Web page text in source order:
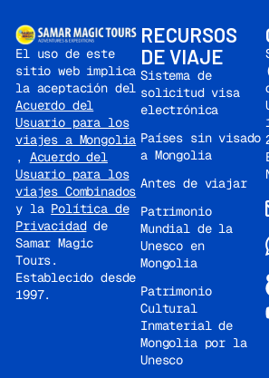
El uso de este
sitio web implica
la aceptación del
Acuerdo del
Usuario para los
viajes a Mongolia
, Acuerdo del
Usuario para los
viajes Combinados
y la Política de
Privacidadde
Samar Magic
Tours.
Establecido desde
1997.
RECURSOS
DE VIAJE
Sistema de
solicitud visa
electrónica
Países sin visado
a Mongolia
Antes de viajar
Patrimonio
Mundial de la
Unesco en
Mongolia
Patrimonio
Cultural
Inmaterial de
Mongolia por la
Unesco